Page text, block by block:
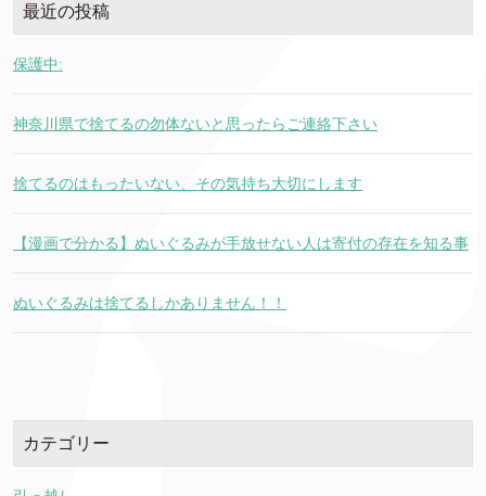
最近の投稿
保護中:
神奈川県で捨てるの勿体ないと思ったらご連絡下さい
捨てるのはもったいない、その気持ち大切にします
【漫画で分かる】ぬいぐるみが手放せない人は寄付の存在を知る事
ぬいぐるみは捨てるしかありません！！
カテゴリー